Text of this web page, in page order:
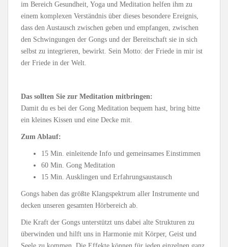
im Bereich Gesundheit, Yoga und Meditation helfen ihm zu
einem komplexen Verständnis über dieses besondere Ereignis,
dass den Austausch zwischen geben und empfangen, zwischen
den Schwingungen der Gongs und der Bereitschaft sie in sich
selbst zu integrieren, bewirkt. Sein Motto: der Friede in mir ist
der Friede in der Welt.
Das sollten Sie zur Meditation mitbringen:
Damit du es bei der Gong Meditation bequem hast, bring bitte
ein kleines Kissen und eine Decke mit.
Zum Ablauf:
15 Min. einleitende Info und gemeinsames Einstimmen
60 Min. Gong Meditation
15 Min. Ausklingen und Erfahrungsaustausch
Gongs haben das größte Klangspektrum aller Instrumente und
decken unseren gesamten Hörbereich ab.
Die Kraft der Gongs unterstützt uns dabei alte Strukturen zu
überwinden und hilft uns in Harmonie mit Körper, Geist und